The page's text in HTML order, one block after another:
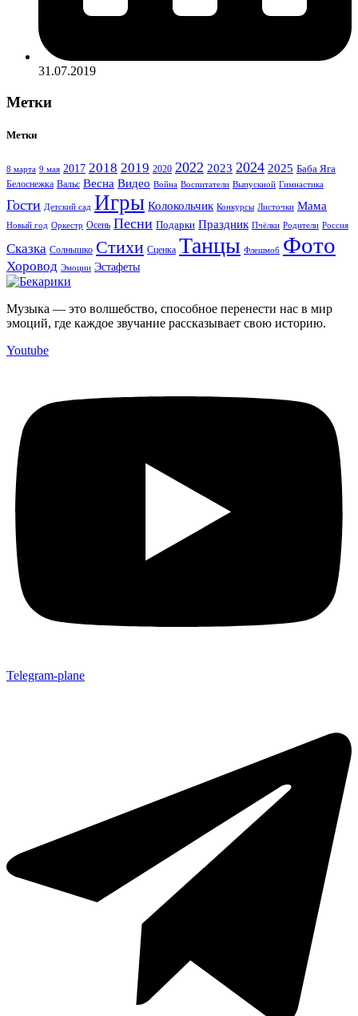
31.07.2019
Метки
Метки
8 марта 9 мая 2017 2018 2019 2020 2022 2023 2024 2025 Баба Яга
Белоснежка Вальс Весна Видео Война Воспитатели Выпускной Гимнастика
Гости Детский сад Игры Колокольчик Конкурсы Листочки Мама
Новый год Оркестр Осень Песни Подарки Праздник Пчёлки Родители Россия
Сказка Солнышко Стихи Сценка Танцы Флешмоб Фото
Хоровод Эмоции Эстафеты
Музыка — это волшебство, способное перенести нас в мир
эмоций, где каждое звучание рассказывает свою историю.
Youtube
Telegram-plane